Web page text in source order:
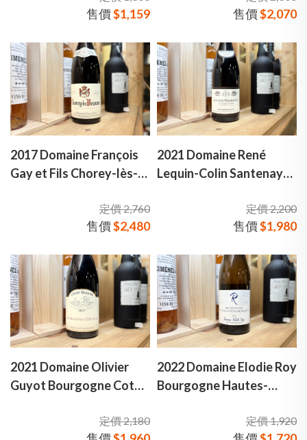
售價$1,159 售價$2,070
2017 Domaine François
Gay et Fils Chorey-lès-
子酒莊 紹雷-伯恩 村莊級
定價 2,760
售價$2,480
2021 Domaine René
Lequin-Colin Santenay
特奈 一級園 紅酒定價 2,200
售價$1,980
2021 Domaine Olivier
Guyot Bourgogne Cote
定價 2,180
2022 Domaine Elodie Roy
Bourgogne Hautes-
羅伊酒莊 伯恩上夜丘 白酒
定價 1,920